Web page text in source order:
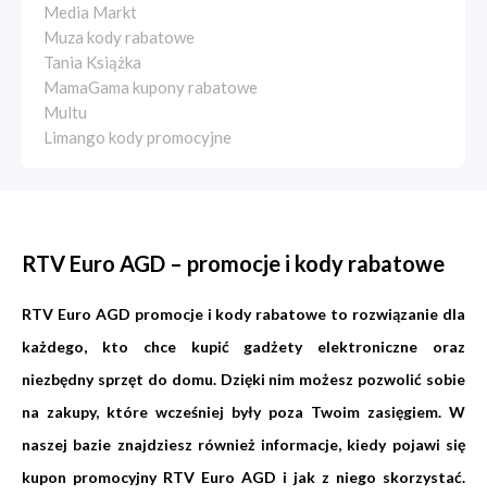
Media Markt
Muza kody rabatowe
Tania Książka
MamaGama kupony rabatowe
Multu
Limango kody promocyjne
RTV Euro AGD – promocje i kody rabatowe
RTV Euro AGD promocje i kody rabatowe to rozwiązanie dla
każdego, kto chce kupić gadżety elektroniczne oraz
niezbędny sprzęt do domu. Dzięki nim możesz pozwolić sobie
na zakupy, które wcześniej były poza Twoim zasięgiem. W
naszej bazie znajdziesz również informacje, kiedy pojawi się
kupon promocyjny RTV Euro AGD i jak z niego skorzystać.